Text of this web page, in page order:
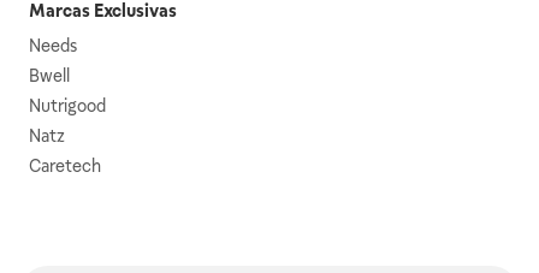
Marcas Exclusivas
Needs
Bwell
Nutrigood
Natz
Caretech